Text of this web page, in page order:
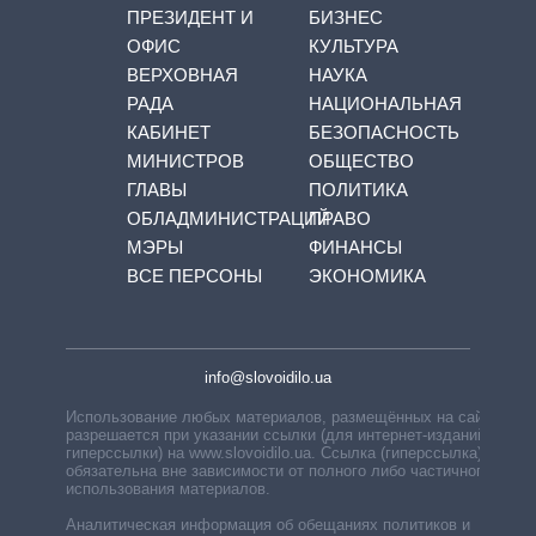
ПРЕЗИДЕНТ И
ОФИС
ВЕРХОВНАЯ
РАДА
КАБИНЕТ
МИНИСТРОВ
ГЛАВЫ
ОБЛАДМИНИСТРАЦИЙ
МЭРЫ
ВСЕ ПЕРСОНЫ
БИЗНЕС
КУЛЬТУРА
НАУКА
НАЦИОНАЛЬНАЯ
БЕЗОПАСНОСТЬ
ОБЩЕСТВО
ПОЛИТИКА
ПРАВО
ФИНАНСЫ
ЭКОНОМИКА
info@slovoidilo.ua
Использование любых материалов, размещённых на сайте,
разрешается при указании ссылки (для интернет-изданий —
гиперссылки) на www.slovoidilo.ua. Ссылка (гиперссылка)
обязательна вне зависимости от полного либо частичного
использования материалов.
Аналитическая информация об обещаниях политиков и